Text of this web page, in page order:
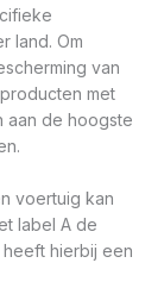
land. Om
van
met
aan de hoogste
voertuig kan
label A de
hierbij een